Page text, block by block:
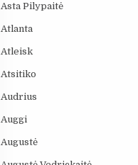
Asta Pilypaitė
Atlanta
Atleisk
Atsitiko
Audrius
Auggi
Augustė